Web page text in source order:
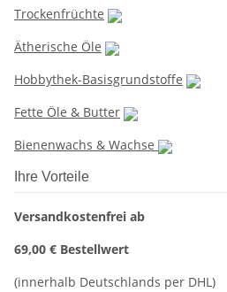
Trockenfrüchte
Ätherische Öle
Hobbythek-Basisgrundstoffe
Fette Öle & Butter
Bienenwachs & Wachse
Ihre Vorteile
Versandkostenfrei ab
69,00 € Bestellwert
(innerhalb Deutschlands per DHL)